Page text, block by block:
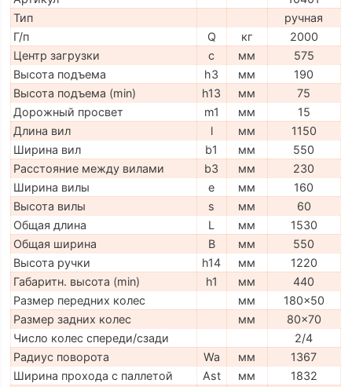
Тип
ручная
Г/п
Q кг
2000
Центр загрузки
c мм
575
Высота подъема
h3 мм
190
Высота подъема (min)
h13 мм
75
Дорожный просвет
m1 мм
15
Длина вил
l мм
1150
Ширина вил
b1 мм
550
Расстояние между вилами
b3 мм
230
Ширина вилы
e мм
160
Высота вилы
s мм
60
Общая длина
L мм
1530
Общая ширина
B мм
550
Высота ручки
h14 мм
1220
Габаритн. высота (min)
h1 мм
440
Размер передних колес
мм
180x50
Размер задних колес
мм
80x70
Число колес спереди/сзади
2/4
Радиус поворота
Wa мм
1367
Ширина прохода с паллетой
Ast мм
1832